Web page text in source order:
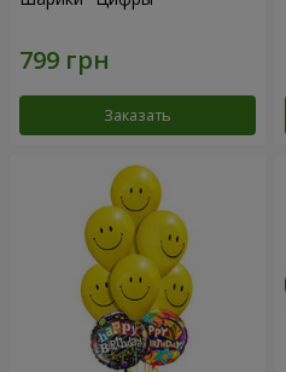
Заказать